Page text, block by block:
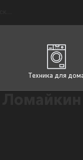
Техника для